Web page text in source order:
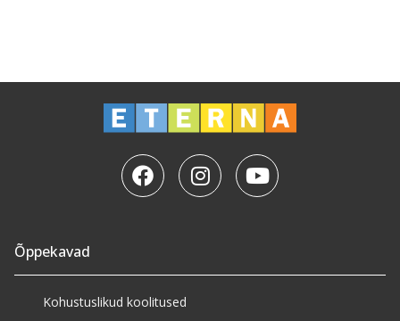
Õppekavad
Kohustuslikud koolitused